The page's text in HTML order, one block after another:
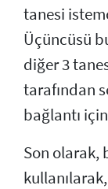
tanesi
Üçüncüsü
diğer 3
tarafından
bağlantı için
Son olarak,